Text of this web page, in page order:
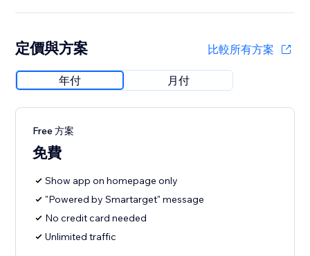
定價與方案 比較所有方案
年付 月付
Free 方案
免費
Show app on homepage only
"Powered by Smartarget" message
No credit card needed
Unlimited traffic